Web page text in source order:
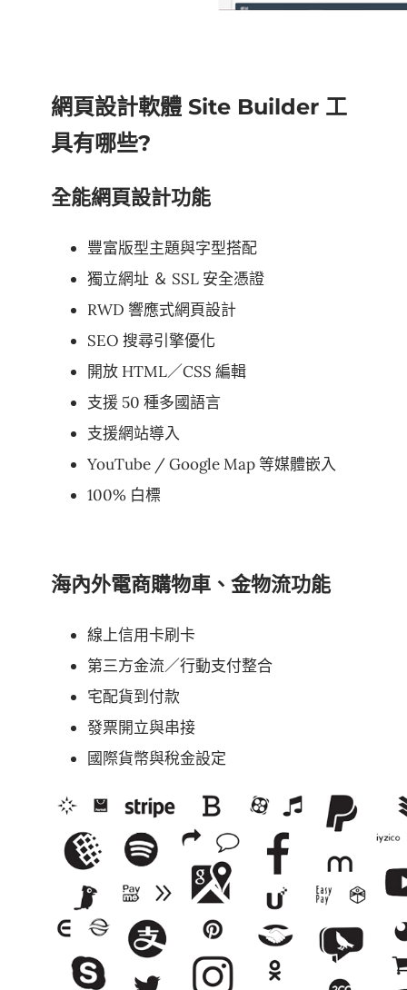
網頁設計軟體 Site Builder 工
具有哪些?
全能網頁設計功能
豐富版型主題與字型搭配
獨立網址 ＆ SSL 安全憑證
RWD 響應式網頁設計
SEO 搜尋引擎優化
開放 HTML／CSS 編輯
支援 50 種多國語言
支援網站導入
YouTube / Google Map 等媒體嵌入
100% 白標
海內外電商購物車、金物流功能
線上信用卡刷卡
第三方金流／行動支付整合
宅配貨到付款
發票開立與串接
國際貨幣與稅金設定